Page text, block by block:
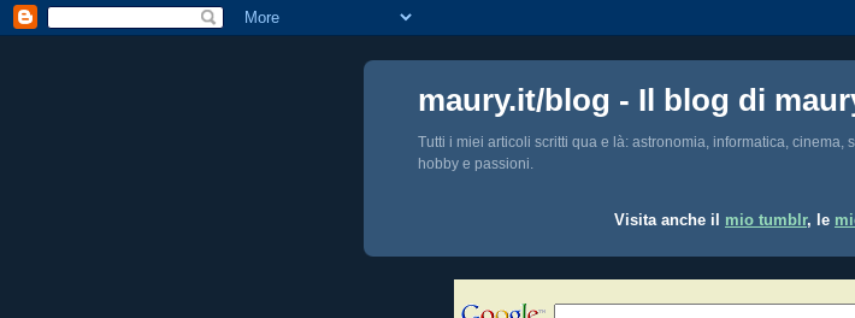
maury.it/blog - Il blog di
Tutti i miei articoli scritti qua e là: astronomia, informatica, cinema,
hobby e passioni.
Visita anche il mio tumblr, le